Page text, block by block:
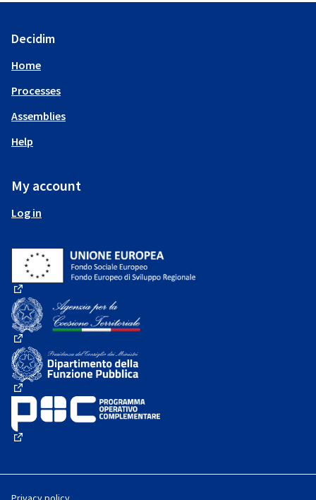
Decidim
Home
Processes
Assemblies
Help
My account
Log in
(External link)
(External link)
(External link)